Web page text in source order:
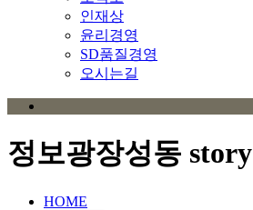
인재상
윤리경영
SD품질경영
오시는길
정보광장성동 story
HOME